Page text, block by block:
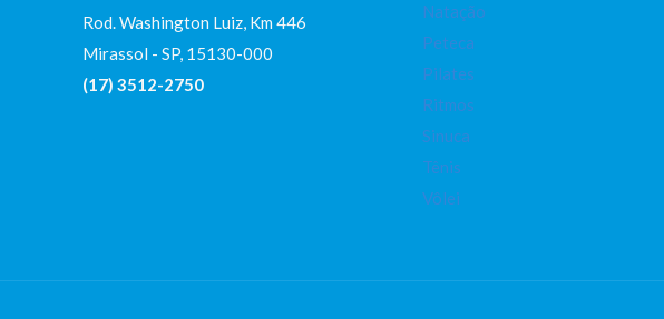
Rod. Washington Luiz, Km 446
Mirassol - SP, 15130-000
(17) 3512-2750
Natação
Peteca
Pilates
Ritmos
Sinuca
Tênis
Vôlei